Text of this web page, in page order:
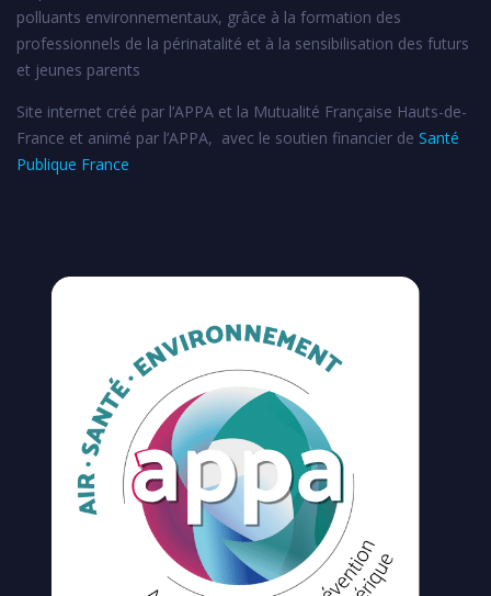
polluants environnementaux, grâce à la formation des
professionnels de la périnatalité et à la sensibilisation des futurs
et jeunes parents
Site internet créé par l’APPA et la Mutualité Française Hauts-de-
France et animé par l’APPA, avec le soutien financier de Santé
Publique France